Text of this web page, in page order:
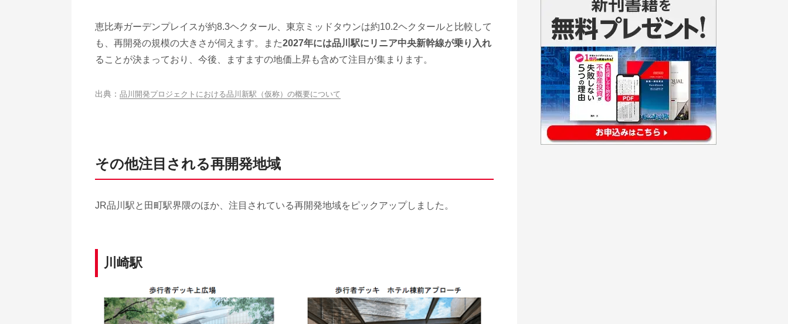
恵比寿ガーデンプレイスが約8.3ヘクタール、東京ミッドタウンは約10.2ヘクタールと比較して
も、再開発の規模の大きさが伺えます。また2027年には品川駅にリニア中央新幹線が乗り入れ
ることが決まっており、今後、ますますの地価上昇も含めて注目が集まります。
品川開発プロジェクトにおける品川新駅（仮称）の概要について
その他注目される再開発地域
JR品川駅と田町駅界隈のほか、注目されている再開発地域をピックアップしました。
川崎駅